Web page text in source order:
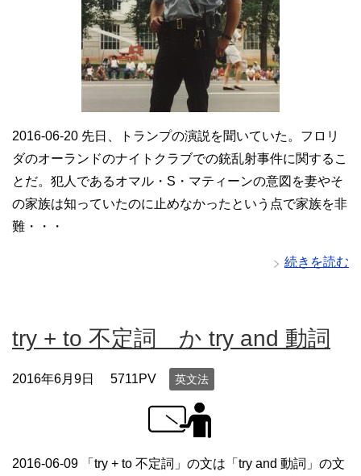
2016-06-20 先日、トランプの演説を聞いていた。フロリ
ダのオーランドのナイトクラブでの銃乱射事件に関するこ
とだ。犯人であるオマル・S・マティーンの意図を妻やそ
の家族は知っていたのに止めなかったという点で家族を非
難・・・
続きを読む
try + to 不定詞 か try and 動詞
2016年6月9日 5711PV 英文法
2016-06-09 「try + to 不定詞」の文は「try and 動詞」の文